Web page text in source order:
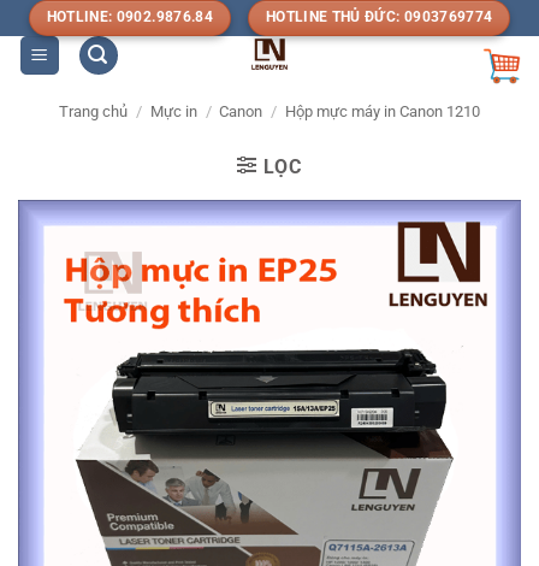
qua
nội
HOTLINE: 0902.9876.84 HOTLINE THỦ ĐỨC: 0903769774
Trang chủ / Mực in / Canon / Hộp mực máy in Canon 1210
LỌC